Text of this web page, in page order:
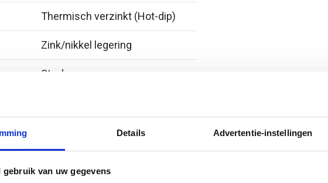
Details Advertentie-instellingen
gebruik van uw gegevens
Thermisch verzinkt (Hot-dip)
Zink/nikkel legering
Staal
verzinkt)